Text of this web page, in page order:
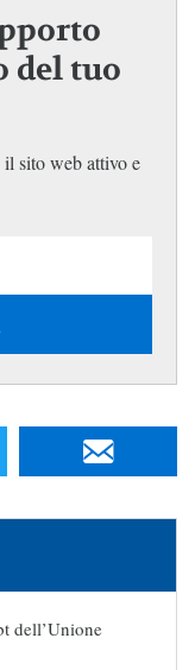
del tuo
il sito web attivo e
dell’Unione